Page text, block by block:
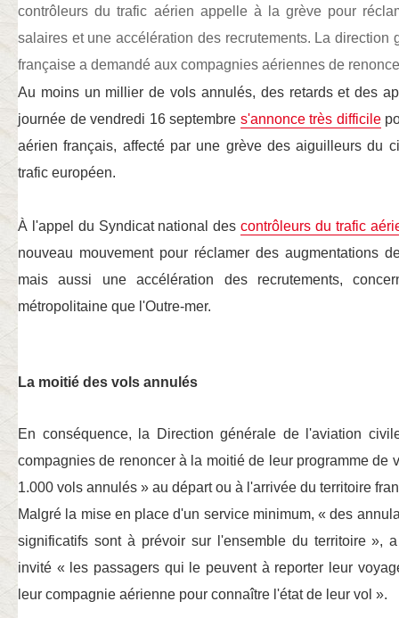
contrôleurs du trafic aérien appelle à la grève pour
salaires et une accélération des recrutements. La direction
française a demandé aux compagnies aériennes de
Au moins un millier de vols annulés, des retards et des
journée de vendredi 16 septembre s'annonce très difficile
aérien français, affecté par une grève des aiguilleurs du
trafic européen.
À l'appel du Syndicat national des contrôleurs du trafic
nouveau mouvement pour réclamer des augmentations
mais aussi une accélération des recrutements,
métropolitaine que l'Outre-mer.
La moitié des vols annulés
En conséquence, la Direction générale de l'aviation
compagnies de renoncer à la moitié de leur programme de
1.000 vols annulés » au départ ou à l'arrivée du territoire
Malgré la mise en place d'un service minimum, « des
significatifs sont à prévoir sur l'ensemble du territoire »,
invité « les passagers qui le peuvent à reporter leur
leur compagnie aérienne pour connaître l'état de leur vol ».